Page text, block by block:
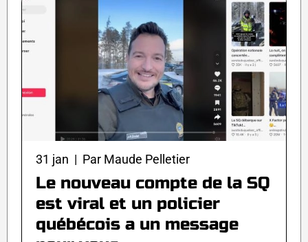
31 jan | Par Maude Pelletier
Le nouveau compte de la SQ
est viral et un policier
québécois a un message